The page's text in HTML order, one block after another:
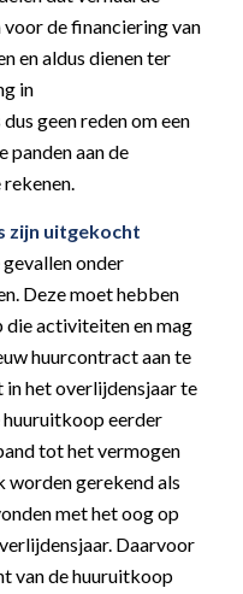
de financiering van
en aldus dienen ter
in
geen reden om een
panden aan de
zijn uitgekocht
onder
Deze moet hebben
die activiteiten en mag
huurcontract aan te
het overlijdensjaar te
huuruitkoop eerder
tot het vermogen
gerekend als
met het oog op
Daarvoor
van de huuruitkoop